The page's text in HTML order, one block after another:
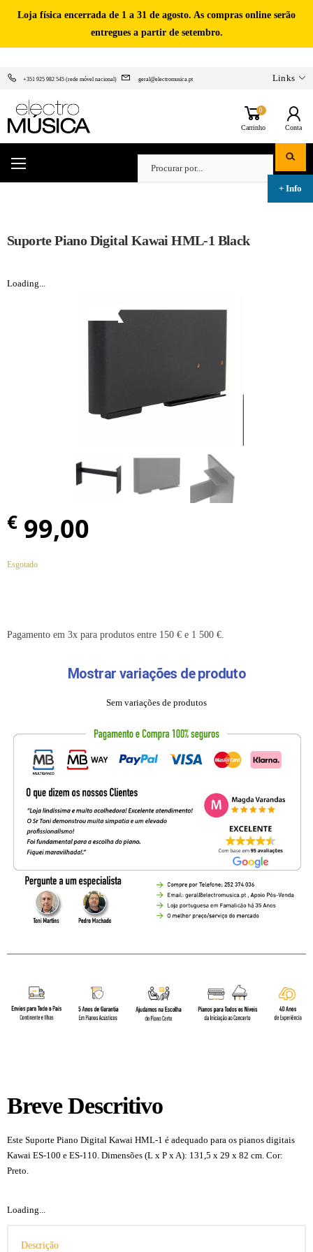
Loja física encerrada de 1 a 31 de agosto. As compras online serão
entregues a partir de setembro.
+351 925 982 545 (rede móvel nacional) geral@electromusica.pt Links
0
Carrinho Conta
Suporte Piano Digital Kawai HML-1 Black
Loading...
€ 99,00
Esgotado
Pagamento em 3x para produtos entre 150 € e 1 500 €.
Mostrar variações de produto
Sem variações de produtos
Breve Descritivo
Este Suporte Piano Digital Kawai HML-1 é adequado para os pianos digitais
Kawai ES-100 e ES-110. Dimensões (L x P x A): 131,5 x 29 x 82 cm. Cor:
Preto.
Loading...
Descrição